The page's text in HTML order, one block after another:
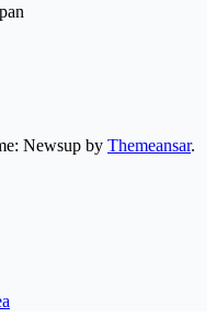
Newsup by Themeansar.